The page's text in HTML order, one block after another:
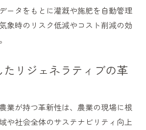
ータをもとに灌漑や施肥を自動管理
象時のリスク低減やコスト削減の効
リジェネラティブの革
業が持つ革新性は、農業の現場に根
や社会全体のサステナビリティ向上